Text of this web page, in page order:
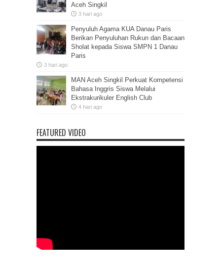
Aceh Singkil
3 hari ago
Penyuluh Agama KUA Danau Paris
Berikan Penyuluhan Rukun dan Bacaan
Sholat kepada Siswa SMPN 1 Danau
Paris
3 hari ago
MAN Aceh Singkil Perkuat Kompetensi
Bahasa Inggris Siswa Melalui
Ekstrakurikuler English Club
4 hari ago
FEATURED VIDEO